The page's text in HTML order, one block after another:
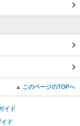
このページのTOPへ
イド
ド